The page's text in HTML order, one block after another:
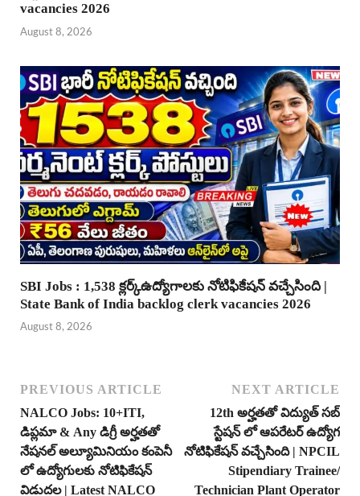
vacancies 2026
August 8, 2026
SBI Jobs : 1,538 క్లర్క్ఉద్యోగాలకు నోటిఫికేషన్ వచ్చేసింది |
State Bank of India backlog clerk vacancies 2026
August 8, 2026
PREVIOUS ARTICLE
NALCO Jobs: 10+ITI,
డిప్లమా & Any డిగ్రీ అర్హతతో
నేషనల్ అల్యూమినియం కంపెనీ
లో ఉద్యోగులకు నోటిఫికేషన్
విడుదల | Latest NALCO
NEXT ARTICLE
12th అర్హతతో విద్యుత్ సబ్
స్టేషన్ లో ఆపరేటర్ ఉద్యోగ
నోటిఫికేషన్ వచ్చేసింది | NPCIL
Stipendiary Trainee/
Technician Plant Operator